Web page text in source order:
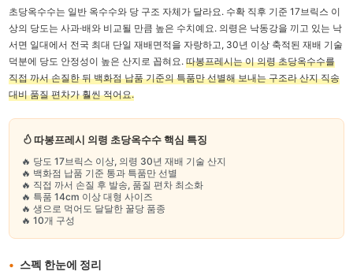
초당옥수수는 일반 옥수수와 당 구조 자체가 달라요. 수확 직후 기준 17브릭스 이
상의 당도는 사과·배와 비교될 만큼 높은 수치예요. 의령은 낙동강을 끼고 있는 낙
서면 일대에서 전국 최대 단일 재배면적을 자랑하고, 30년 이상 축적된 재배 기술
덕분에 당도 안정성이 높은 산지로 꼽혀요. 따봉프레시는 이 의령 초당옥수수를
직접 까서 손질한 뒤 백화점 납품 기준의 특품만 선별해 보내는 구조라 산지 직송
대비 품질 편차가 훨씬 적어요.
따봉프레시 의령 초당옥수수 핵심 특징
🔥 당도 17브릭스 이상, 의령 30년 재배 기술 산지
🔥 백화점 납품 기준 통과 특품만 선별
🔥 직접 까서 손질 후 발송, 품질 편차 최소화
🔥 특품 14cm 이상 대형 사이즈
🔥 생으로 먹어도 달달한 꿀당 품종
🔥 10개 구성
스펙 한눈에 정리